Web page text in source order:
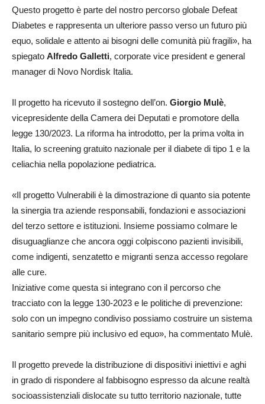
Questo progetto è parte del nostro percorso globale Defeat
Diabetes e rappresenta un ulteriore passo verso un futuro più
equo, solidale e attento ai bisogni delle comunità più fragili», ha
spiegato Alfredo Galletti, corporate vice president e general
manager di Novo Nordisk Italia.
Il progetto ha ricevuto il sostegno dell’on. Giorgio Mulè,
vicepresidente della Camera dei Deputati e promotore della
legge 130/2023. La riforma ha introdotto, per la prima volta in
Italia, lo screening gratuito nazionale per il diabete di tipo 1 e la
celiachia nella popolazione pediatrica.
«Il progetto Vulnerabili è la dimostrazione di quanto sia potente
la sinergia tra aziende responsabili, fondazioni e associazioni
del terzo settore e istituzioni. Insieme possiamo colmare le
disuguaglianze che ancora oggi colpiscono pazienti invisibili,
come indigenti, senzatetto e migranti senza accesso regolare
alle cure.
Iniziative come questa si integrano con il percorso che
tracciato con la legge 130-2023 e le politiche di prevenzione:
solo con un impegno condiviso possiamo costruire un sistema
sanitario sempre più inclusivo ed equo», ha commentato Mulè.
Il progetto prevede la distribuzione di dispositivi iniettivi e aghi
in grado di rispondere al fabbisogno espresso da alcune realtà
socioassistenziali dislocate su tutto territorio nazionale, tutte